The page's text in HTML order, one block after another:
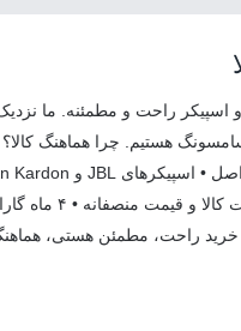
هستیم. چرا هماهنگ
بدون پیچیدگی •
خرید راحت، مطمئن هستی،